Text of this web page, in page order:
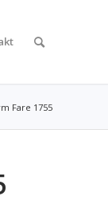
Fare 1755